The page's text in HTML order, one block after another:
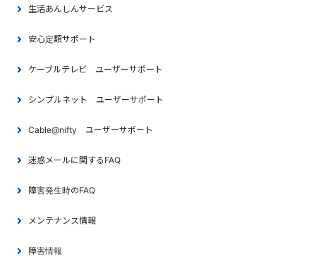
生活あんしんサービス
安心定額サポート
ケーブルテレビ ユーザーサポート
シンプルネット ユーザーサポート
Cable@nifty ユーザーサポート
迷惑メールに関するFAQ
障害発生時のFAQ
メンテナンス情報
障害情報